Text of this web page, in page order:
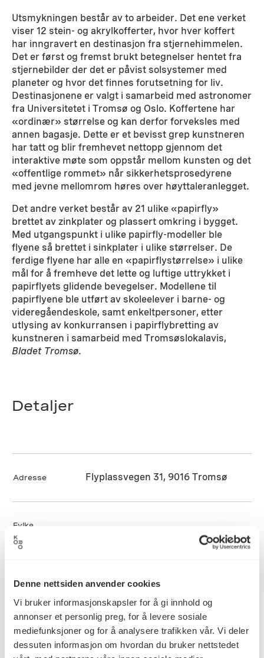
Denne nettsiden anvender cookies
Vi bruker informasjonskapsler for å gi innhold og
annonser et personlig preg, for å levere sosiale
mediefunksjoner og for å analysere trafikken vår. Vi deler
dessuten informasjon om hvordan du bruker nettstedet
Utsmykningen består av to arbeider. Det ene verket
viser 12 stein- og akrylkofferter, hvor hver koffert
har inngravert en destinasjon fra stjernehimmelen.
Det er først og fremst brukt betegnelser hentet fra
stjernebilder der det er påvist solsystemer med
planeter og hvor det finnes forutsetning for liv.
Destinasjonene er valgt i samarbeid med astronomer
fra Universitetet i Tromsø og Oslo. Koffertene har
«ordinær» størrelse og kan derfor forveksles med
annen bagasje. Dette er et bevisst grep kunstneren
har tatt og blir fremhevet nettopp gjennom det
interaktive møte som oppstår mellom kunsten og det
«offentlige rommet» når sikkerhetsprosedyrene
med jevne mellomrom høres over høyttaleranlegget.
Det andre verket består av 21 ulike «papirfly»
brettet av zinkplater og plassert omkring i bygget.
Med utgangspunkt i ulike papirfly-modeller ble
flyene så brettet i sinkplater i ulike størrelser. De
ferdige flyene har alle en «papirflystørrelse» i ulike
mål for å fremheve det lette og luftige uttrykket i
papirflyets glidende bevegelser. Modellene til
papirflyene ble utført av skoleelever i barne- og
videregåendeskole, samt enkeltpersoner, etter
utlysing av konkurransen i papirflybretting av
kunstneren i samarbeid med Tromsøslokalavis,
Bladet Tromsø.
Detaljer
Adresse Flyplassvegen 31, 9016 Tromsø
Fylke
Ferdigstilt dato 02.09.1997